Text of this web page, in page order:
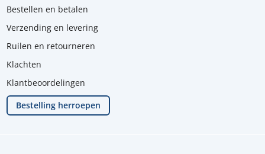
Bestellen en betalen
Verzending en levering
Ruilen en retourneren
Klachten
Klantbeoordelingen
Bestelling herroepen